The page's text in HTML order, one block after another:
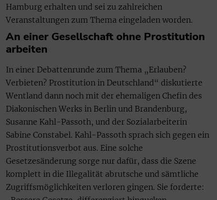
Hamburg erhalten und sei zu zahlreichen
Veranstaltungen zum Thema eingeladen worden.
An einer Gesellschaft ohne Prostitution
arbeiten
In einer Debattenrunde zum Thema „Erlauben?
Verbieten? Prostitution in Deutschland“ diskutierte
Wentland dann noch mit der ehemaligen Chefin des
Diakonischen Werks in Berlin und Brandenburg,
Susanne Kahl-Passoth, und der Sozialarbeiterin
Sabine Constabel. Kahl-Passoth sprach sich gegen ein
Prostitutionsverbot aus. Eine solche
Gesetzesänderung sorge nur dafür, dass die Szene
komplett in die Illegalität abrutsche und sämtliche
Zugriffsmöglichkeiten verloren gingen. Sie forderte: